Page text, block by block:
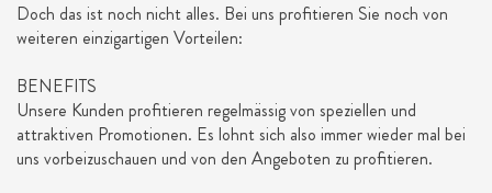
Doch das ist noch nicht alles. Bei uns profitieren Sie noch von
weiteren einzigartigen Vorteilen:
BENEFITS
Unsere Kunden profitieren regelmässig von speziellen und
attraktiven Promotionen. Es lohnt sich also immer wieder mal bei
uns vorbeizuschauen und von den Angeboten zu profitieren.